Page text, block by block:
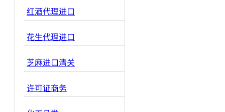
红酒代理进口
花生代理进口
芝麻进口清关
许可证商务